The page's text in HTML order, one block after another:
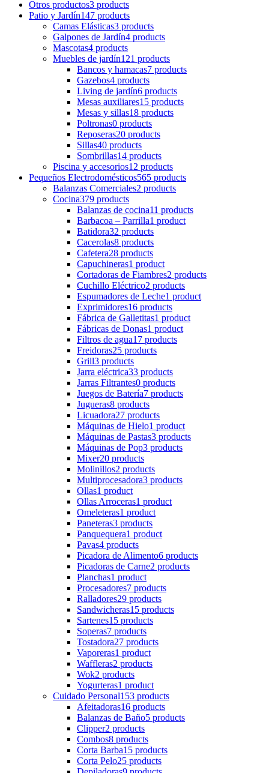
Otros productos3 products
Patio y Jardín147 products
Camas Elásticas3 products
Galpones de Jardín4 products
Mascotas4 products
Muebles de jardín121 products
Bancos y hamacas7 products
Gazebos4 products
Living de jardín6 products
Mesas auxiliares15 products
Mesas y sillas18 products
Poltronas0 products
Reposeras20 products
Sillas40 products
Sombrillas14 products
Piscina y accesorios12 products
Pequeños Electrodomésticos565 products
Balanzas Comerciales2 products
Cocina379 products
Balanzas de cocina11 products
Barbacoa – Parrilla1 product
Batidora32 products
Cacerolas8 products
Cafetera28 products
Capuchineras1 product
Cortadoras de Fiambres2 products
Cuchillo Eléctrico2 products
Espumadores de Leche1 product
Exprimidores16 products
Fábrica de Galletitas1 product
Fábricas de Donas1 product
Filtros de agua17 products
Freidoras25 products
Grill3 products
Jarra eléctrica33 products
Jarras Filtrantes0 products
Juegos de Batería7 products
Jugueras8 products
Licuadora27 products
Máquinas de Hielo1 product
Máquinas de Pastas3 products
Máquinas de Pop3 products
Mixer20 products
Molinillos2 products
Multiprocesadora3 products
Ollas1 product
Ollas Arroceras1 product
Omeleteras1 product
Paneteras3 products
Panquequera1 product
Pavas4 products
Picadora de Alimento6 products
Picadoras de Carne2 products
Planchas1 product
Procesadores7 products
Ralladores29 products
Sandwicheras15 products
Sartenes15 products
Soperas7 products
Tostadora27 products
Vaporeras1 product
Waffleras2 products
Wok2 products
Yogurteras1 product
Cuidado Personal153 products
Afeitadoras16 products
Balanzas de Baño5 products
Clipper2 products
Combos8 products
Corta Barba15 products
Corta Pelo25 products